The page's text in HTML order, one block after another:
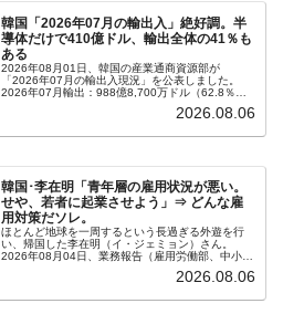
韓国「2026年07月の輸出入」絶好調。半
導体だけで410億ドル、輸出全体の41％も
ある
2026年08月01日、韓国の産業通商資源部が
「2026年07月の輸出入現況」を公表しました。
2026年07月輸出：988億8,700万ドル（62.8％）
2026.08.06
韓国･李在明「青年層の雇用状況が悪い。
せや、若者に起業させよう」⇒ どんな雇
用対策だソレ。
ほとんど地球を一周するという長過ぎる外遊を行
い、帰国した李在明（イ・ジェミョン）さん。
2026年08月04日、業務報告（雇用労働部、中小ベ
上、韓国大統領に成りおおせた李在明（イ・ジェミ
2026.08.06